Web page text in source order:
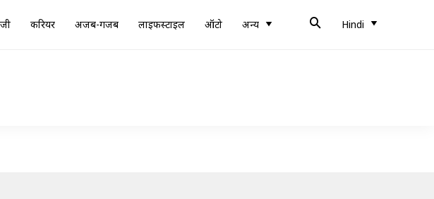
करियर अजब-गजब लाइफस्टाइल ऑटो अन्य Hindi